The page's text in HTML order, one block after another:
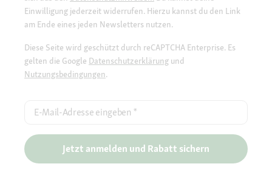
Einwilligung jederzeit widerrufen. Hierzu kannst du den Link
am Ende eines jeden Newsletters nutzen.
Diese Seite wird geschützt durch reCAPTCHA Enterprise. Es
gelten die Google Datenschutzerklärung und
Nutzungsbedingungen.
E-Mail-Adresse eingeben *
Jetzt anmelden und Rabatt sichern